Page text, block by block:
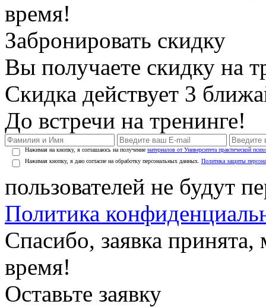
время!
Забронировать скидку
Вы получаете скидку на
Скидка действует 3
До встречи на тренинге!
Нажимая на кнопку, я соглашаюсь на получение материалов от Университета практической
Нажимая кнопку, я даю согласие на обработку персональных данных. Политика защиты
пользователей не будут
Политика
Спасибо, заявка
время!
Оставьте заявку